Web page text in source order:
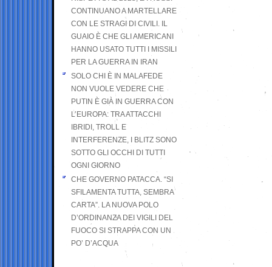
CONTINUANO A MARTELLARE
CON LE STRAGI DI CIVILI. IL
GUAIO È CHE GLI AMERICANI
HANNO USATO TUTTI I MISSILI
PER LA GUERRA IN IRAN
SOLO CHI È IN MALAFEDE
NON VUOLE VEDERE CHE
PUTIN È GIÀ IN GUERRA CON
L’EUROPA: TRA ATTACCHI
IBRIDI, TROLL E
INTERFERENZE, I BLITZ SONO
SOTTO GLI OCCHI DI TUTTI
OGNI GIORNO
CHE GOVERNO PATACCA. “SI
SFILAMENTA TUTTA, SEMBRA
CARTA”. LA NUOVA POLO
D’ORDINANZA DEI VIGILI DEL
FUOCO SI STRAPPA CON UN
PO’ D’ACQUA